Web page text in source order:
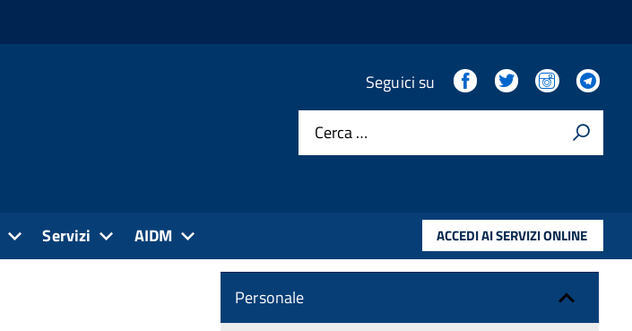
Seguici su FacebookTwitter Instagram
Cerca …
Servizi AIDM ACCEDI AI SERVIZI ONLINE
Amministrazione trasparente
Disposizioni Generali
Personale